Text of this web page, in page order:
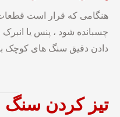
هنگامی که قرار است
چسبانده شود ، پنس یا انبرک
دادن دقیق سنگ های کوچک
تیز کردن سنگ